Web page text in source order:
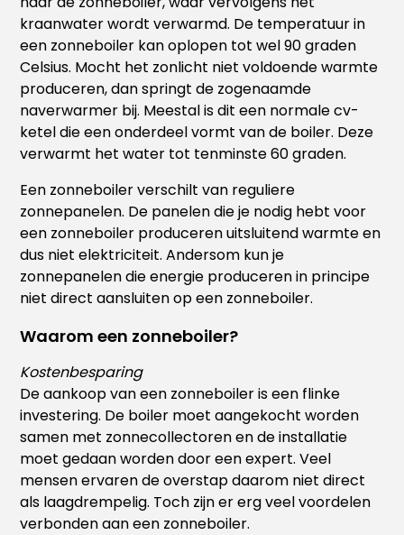
kraanwater wordt verwarmd. De temperatuur in
een zonneboiler kan oplopen tot wel 90 graden
Celsius. Mocht het zonlicht niet voldoende warmte
produceren, dan springt de zogenaamde
naverwarmer bij. Meestal is dit een normale cv-
ketel die een onderdeel vormt van de boiler. Deze
verwarmt het water tot tenminste 60 graden.
Een zonneboiler verschilt van reguliere
zonnepanelen. De panelen die je nodig hebt voor
een zonneboiler produceren uitsluitend warmte en
dus niet elektriciteit. Andersom kun je
zonnepanelen die energie produceren in principe
niet direct aansluiten op een zonneboiler.
Waarom een zonneboiler?
Kostenbesparing
De aankoop van een zonneboiler is een flinke
investering. De boiler moet aangekocht worden
samen met zonnecollectoren en de installatie
moet gedaan worden door een expert. Veel
mensen ervaren de overstap daarom niet direct
als laagdrempelig. Toch zijn er erg veel voordelen
verbonden aan een zonneboiler.